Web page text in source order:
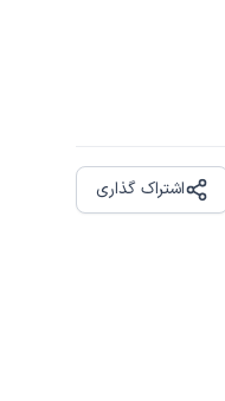
اشتراک گذاری
Share